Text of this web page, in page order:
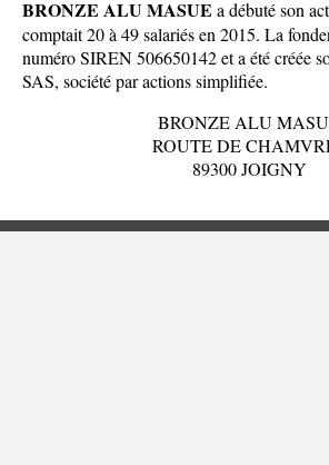
BRONZE ALU MASUE a débuté son
comptait 20 à 49 salariés en 2015. La
numéro SIREN 506650142 et a été créée
SAS, société par actions simplifiée.
BRONZE ALU
ROUTE DE
89300 JOIGNY